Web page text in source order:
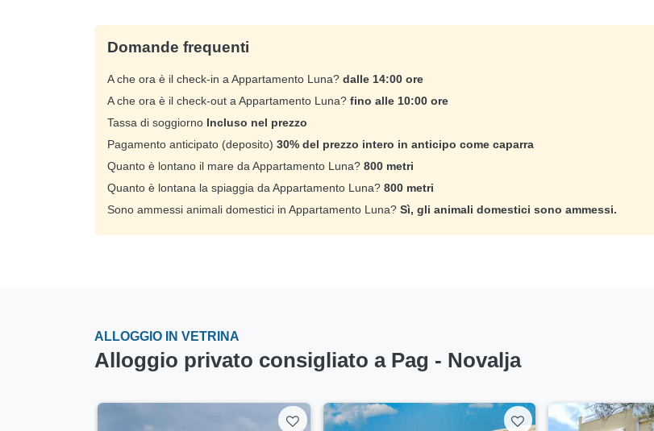
Domande frequenti
A che ora è il check-in a Appartamento Luna? dalle 14:00 ore
A che ora è il check-out a Appartamento Luna? fino alle 10:00 ore
Tassa di soggiorno Incluso nel prezzo
Pagamento anticipato (deposito) 30% del prezzo intero in anticipo come caparra
Quanto è lontano il mare da Appartamento Luna? 800 metri
Quanto è lontana la spiaggia da Appartamento Luna? 800 metri
Sono ammessi animali domestici in Appartamento Luna? Sì, gli animali domestici sono ammessi.
ALLOGGIO IN VETRINA
Alloggio privato consigliato a Pag - Novalja